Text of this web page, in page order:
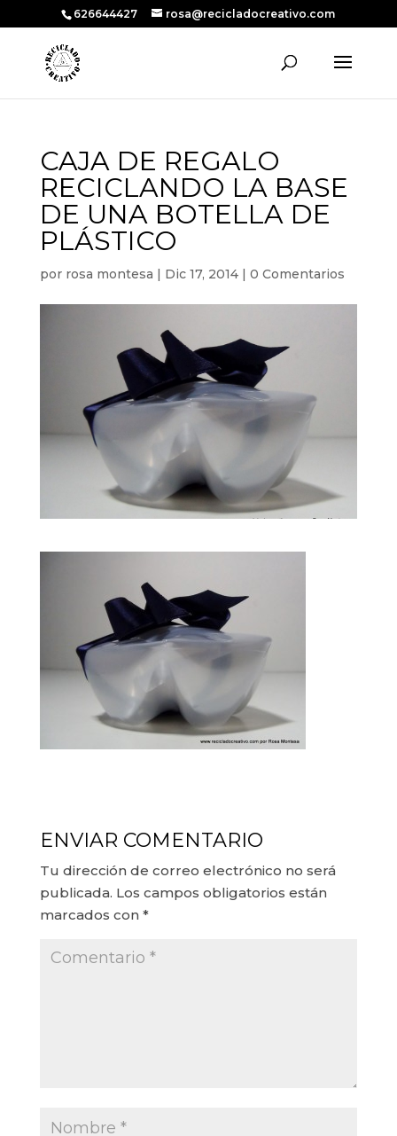
626644427 rosa@recicladocreativo.com
CAJA DE REGALO
RECICLANDO LA BASE
DE UNA BOTELLA DE
PLÁSTICO
por rosa montesa | Dic 17, 2014| 0 Comentarios
ENVIAR COMENTARIO
Tu dirección de correo electrónico no será
publicada. Los campos obligatorios están
marcados con *